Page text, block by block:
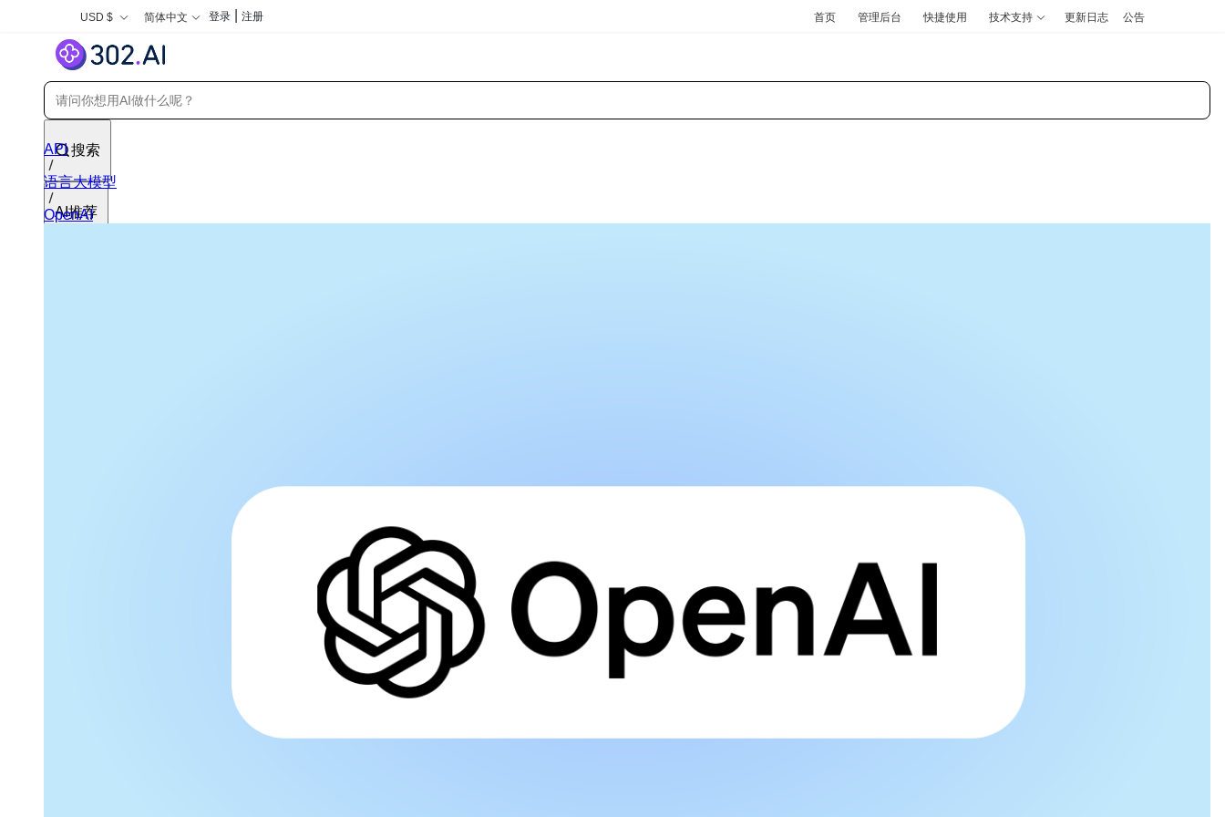
USD $ 简体中文 登录 注册 首页 管理后台 快捷使用 技术支持 更新日志 公告
搜索
AI推荐
API
语言大模型
OpenAI